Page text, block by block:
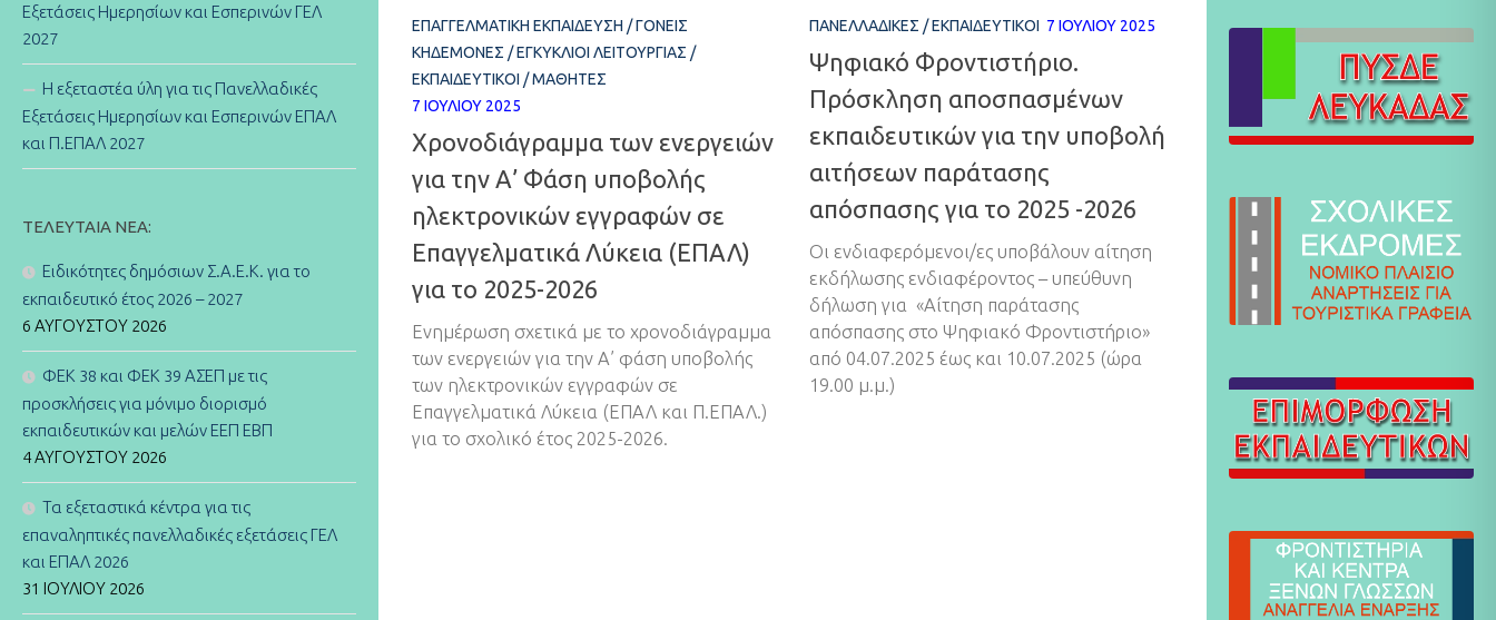
ΕΠΑΓΓΕΛΜΑΤΙΚΉ ΕΚΠΑΊΔΕΥΣΗ /ΓΟΝΕΊΣ
ΚΗΔΕΜΌΝΕΣ /ΕΓΚΎΚΛΙΟΙ ΛΕΙΤΟΥΡΓΊΑΣ /
ΕΚΠΑΙΔΕΥΤΙΚΟΊ /ΜΑΘΗΤΈΣ
7 ΙΟΥΛΊΟΥ 2025
Χρονοδιάγραμμα των ενεργειών
για την Α’ Φάση υποβολής
ηλεκτρονικών εγγραφών σε
Επαγγελματικά Λύκεια (ΕΠΑΛ)
για το 2025-2026
Ενημέρωση σχετικά με το χρονοδιάγραμμα
των ενεργειών για την Α’ φάση υποβολής
των ηλεκτρονικών εγγραφών σε
Επαγγελματικά Λύκεια (ΕΠΑΛ και Π.ΕΠΑΛ.)
για το σχολικό έτος 2025-2026.
ΠΑΝΕΛΛΑΔΙΚΈΣ /ΕΚΠΑΙΔΕΥΤΙΚΟΊ 7 ΙΟΥΛΊΟΥ 2025
Ψηφιακό Φροντιστήριο.
Πρόσκληση αποσπασμένων
εκπαιδευτικών για την υποβολή
αιτήσεων παράτασης
απόσπασης για το 2025 -2026
Οι ενδιαφερόμενοι/ες υποβάλουν αίτηση
εκδήλωσης ενδιαφέροντος – υπεύθυνη
δήλωση για «Αίτηση παράτασης
απόσπασης στο Ψηφιακό Φροντιστήριο»
από 04.07.2025 έως και 10.07.2025 (ώρα
19.00 μ.μ.)
Εξετάσεις Ημερησίων και Εσπερινών ΓΕΛ
2027
Η εξεταστέα ύλη για τις Πανελλαδικές
Εξετάσεις Ημερησίων και Εσπερινών ΕΠΑΛ
και Π.ΕΠΑΛ 2027
ΤΕΛΕΥΤΑΊΑ ΝΈΑ:
Ειδικότητες δημόσιων Σ.Α.Ε.Κ. για το
εκπαιδευτικό έτος 2026 – 2027
6 ΑΥΓΟΎΣΤΟΥ 2026
ΦΕΚ 38 και ΦΕΚ 39 ΑΣΕΠ με τις
προσκλήσεις για μόνιμο διορισμό
εκπαιδευτικών και μελών ΕΕΠ ΕΒΠ
4 ΑΥΓΟΎΣΤΟΥ 2026
Τα εξεταστικά κέντρα για τις
επαναληπτικές πανελλαδικές εξετάσεις ΓΕΛ
και ΕΠΑΛ 2026
31 ΙΟΥΛΊΟΥ 2026